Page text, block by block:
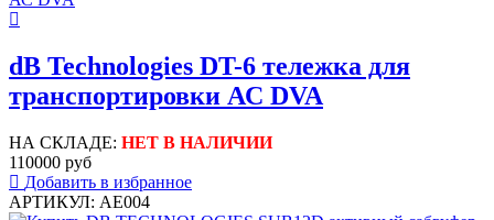
dB Technologies DT-6 тележка для
транспортировки АС DVA
НА СКЛАДЕ: НЕТ В НАЛИЧИИ
110000 руб
Добавить в избранное
АРТИКУЛ: AE004